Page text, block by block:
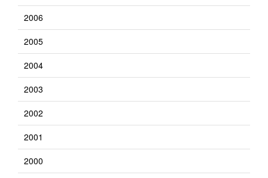
2006
2005
2004
2003
2002
2001
2000